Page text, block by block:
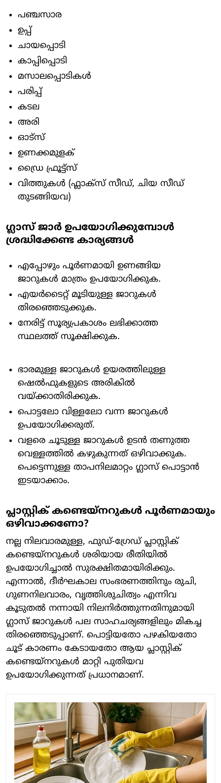
പഞ്ചസാര
ഉപ്പ്
ചായപ്പൊടി
കാപ്പിപ്പൊടി
മസാലപ്പൊടികൾ
പരിപ്പ്
കടല
അരി
ഓട്സ്
ഉണക്കമുളക്
ഡ്രൈ ഫ്രൂട്ട്സ്
വിത്തുകൾ (ഫ്ലാക്സ് സീഡ്, ചിയ സീഡ്
തുടങ്ങിയവ)
ഗ്ലാസ് ജാർ ഉപയോഗിക്കുമ്പോൾ
ശ്രദ്ധിക്കേണ്ട കാര്യങ്ങൾ
എപ്പോഴും പൂർണമായി ഉണങ്ങിയ
ജാറുകൾ മാത്രം ഉപയോഗിക്കുക.
എയർടൈറ്റ് മൂടിയുള്ള ജാറുകൾ
തിരഞ്ഞെടുക്കുക.
നേരിട്ട് സൂര്യപ്രകാശം ലഭിക്കാത്ത
സ്ഥലത്ത് സൂക്ഷിക്കുക.
ഭാരമുള്ള ജാറുകൾ ഉയരത്തിലുള്ള
ഷെൽഫുകളുടെ അരികിൽ
വയ്ക്കാതിരിക്കുക.
പൊട്ടലോ വിള്ളലോ വന്ന ജാറുകൾ
ഉപയോഗിക്കരുത്.
വളരെ ചൂടുള്ള ജാറുകൾ ഉടൻ തണുത്ത
വെള്ളത്തിൽ കഴുകുന്നത് ഒഴിവാക്കുക.
പെട്ടെന്നുള്ള താപനിലമാറ്റം ഗ്ലാസ് പൊട്ടാൻ
ഇടയാക്കാം.
പ്ലാസ്റ്റിക് കണ്ടെയ്‌നറുകൾ പൂർണമായും
ഒഴിവാക്കണോ?
നല്ല നിലവാരമുള്ള, ഫുഡ്-ഗ്രേഡ് പ്ലാസ്റ്റിക്
കണ്ടെയ്‌നറുകൾ ശരിയായ രീതിയിൽ
ഉപയോഗിച്ചാൽ സുരക്ഷിതമായിരിക്കും.
എന്നാൽ, ദീർഘകാല സംഭരണത്തിനും രുചി,
ഗുണനിലവാരം, വൃത്തിശുചിത്വം എന്നിവ
കൂടുതൽ നന്നായി നിലനിർത്തുന്നതിനുമായി
ഗ്ലാസ് ജാറുകൾ പല സാഹചര്യങ്ങളിലും മികച്ച
തിരഞ്ഞെടുപ്പാണ്. പൊട്ടിയതോ പഴകിയതോ
ചൂട് കാരണം കേടായതോ ആയ പ്ലാസ്റ്റിക്
കണ്ടെയ്‌നറുകൾ മാറ്റി പുതിയവ
ഉപയോഗിക്കുന്നത് പ്രധാനമാണ്.